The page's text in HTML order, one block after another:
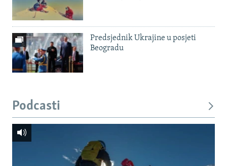
Predsjednik Ukrajine u posjeti
Beogradu
Podcasti